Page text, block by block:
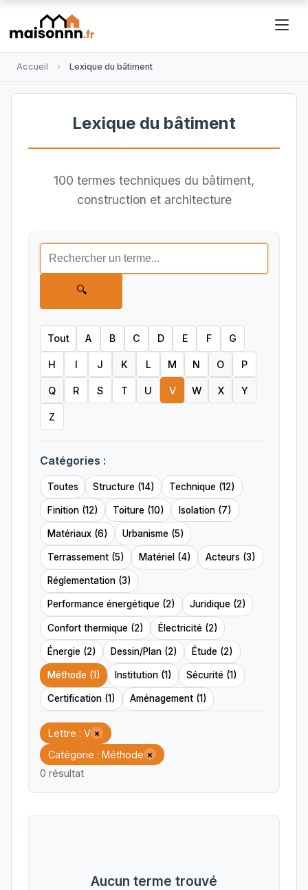
Accueil Lexique du bâtiment
Lexique du bâtiment
100 termes techniques du bâtiment,
construction et architecture
🔍
Tout A B C D E F G
H I J K L M N O P
Q R S T U V W X Y
Z
Catégories :
Toutes Structure (14) Technique (12)
Finition (12) Toiture (10) Isolation (7)
Matériaux (6) Urbanisme (5)
Terrassement (5) Matériel (4) Acteurs (3)
Réglementation (3)
Performance énergétique (2) Juridique (2)
Confort thermique (2) Électricité (2)
Énergie (2) Dessin/Plan (2) Étude (2)
Méthode (1) Institution (1) Sécurité (1)
Certification (1) Aménagement (1)
Lettre : V ×
Catégorie : Méthode ×
0 résultat
Aucun terme trouvé